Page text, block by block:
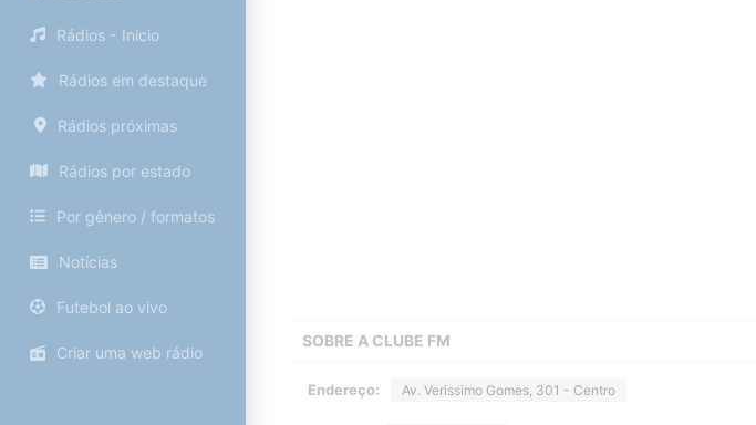
Rádios - Inicio
Rádios em destaque
Rádios próximas
Rádios por estado
Por gênero / formatos
Notícias
Futebol ao vivo
Criar uma web rádio
SOBRE A CLUBE FM
Endereço: Av. Verissimo Gomes, 301 - Centro